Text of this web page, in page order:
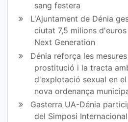
sang festera
L'Ajuntament de Dénia
ciutat 7,5 milions
Next Generation
Dénia reforça les
prostitució i la tracta
d'explotació sexual en
nova ordenança
Gasterra UA-Dénia
del Simposi